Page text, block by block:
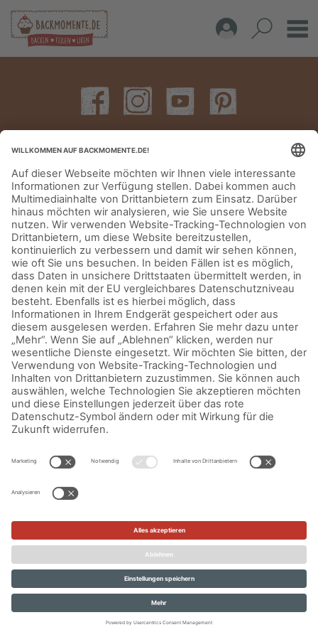
IMPRESSUM DATENSCHUTZERKLÄRUNG AGB KONTAKT
© Aurora Mühlen GmbH - Trettaustraße 49 – D-21107 Hamburg